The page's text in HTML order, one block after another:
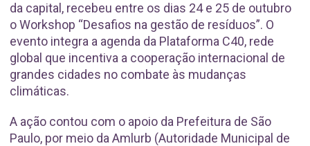
da capital, recebeu entre os dias 24 e 25 de outubro
o Workshop “Desafios na gestão de resíduos”. O
evento integra a agenda da Plataforma C40, rede
global que incentiva a cooperação internacional de
grandes cidades no combate às mudanças
climáticas.
A ação contou com o apoio da Prefeitura de São
Paulo, por meio da Amlurb (Autoridade Municipal de